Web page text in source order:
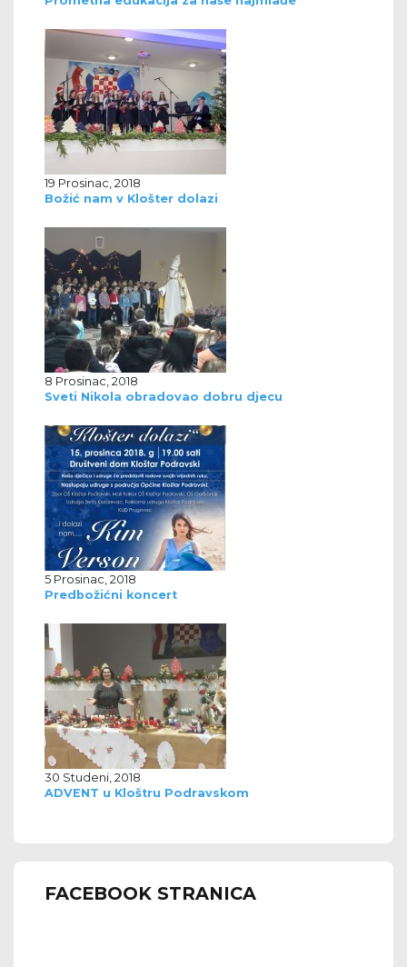
19 Prosinac, 2018
Božić nam v Klošter dolazi
8 Prosinac, 2018
Sveti Nikola obradovao dobru djecu
5 Prosinac, 2018
Predbožićni koncert
30 Studeni, 2018
ADVENT u Kloštru Podravskom
FACEBOOK STRANICA